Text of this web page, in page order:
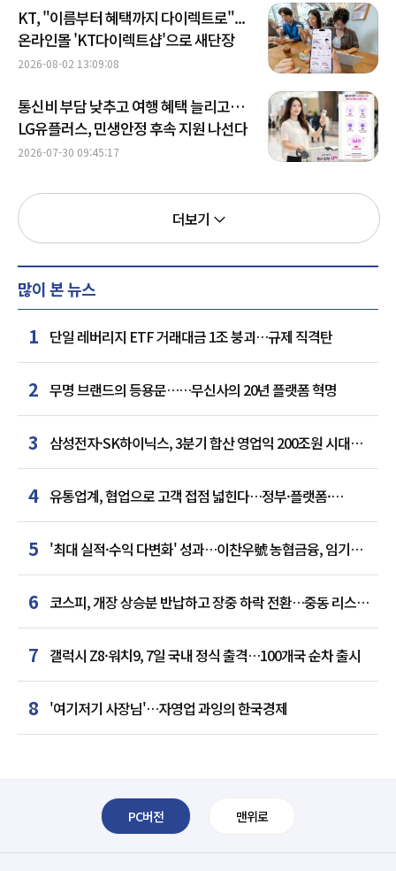
KT, "이름부터 혜택까지 다이렉트로"...
온라인몰 'KT다이렉트샵'으로 새단장
2026-08-02 13:09:08
통신비 부담 낮추고 여행 혜택 늘리고…
LG유플러스, 민생안정 후속 지원 나선다
2026-07-30 09:45:17
더보기
많이 본 뉴스
1 단일 레버리지 ETF 거래대금 1조 붕괴…규제 직격탄
2 무명 브랜드의 등용문……무신사의 20년 플랫폼 혁명
3
삼성전자·SK하이닉스, 3분기 합산 영업익 200조원 시대
여나…中 추격은 부담
4 유통업계, 협업으로 고객 접점 넓힌다…정부·플랫폼·
인플루언서와 맞손
5 '최대 실적·수익 다변화' 성과…이찬우號 농협금융, 임기
말년 성장 박차
6 코스피, 개장 상승분 반납하고 장중 하락 전환…중동 리스크·
美 경계감
7 갤럭시 Z8·워치9, 7일 국내 정식 출격…100개국 순차 출시
8 '여기저기 사장님'…자영업 과잉의 한국경제
PC버전 맨위로